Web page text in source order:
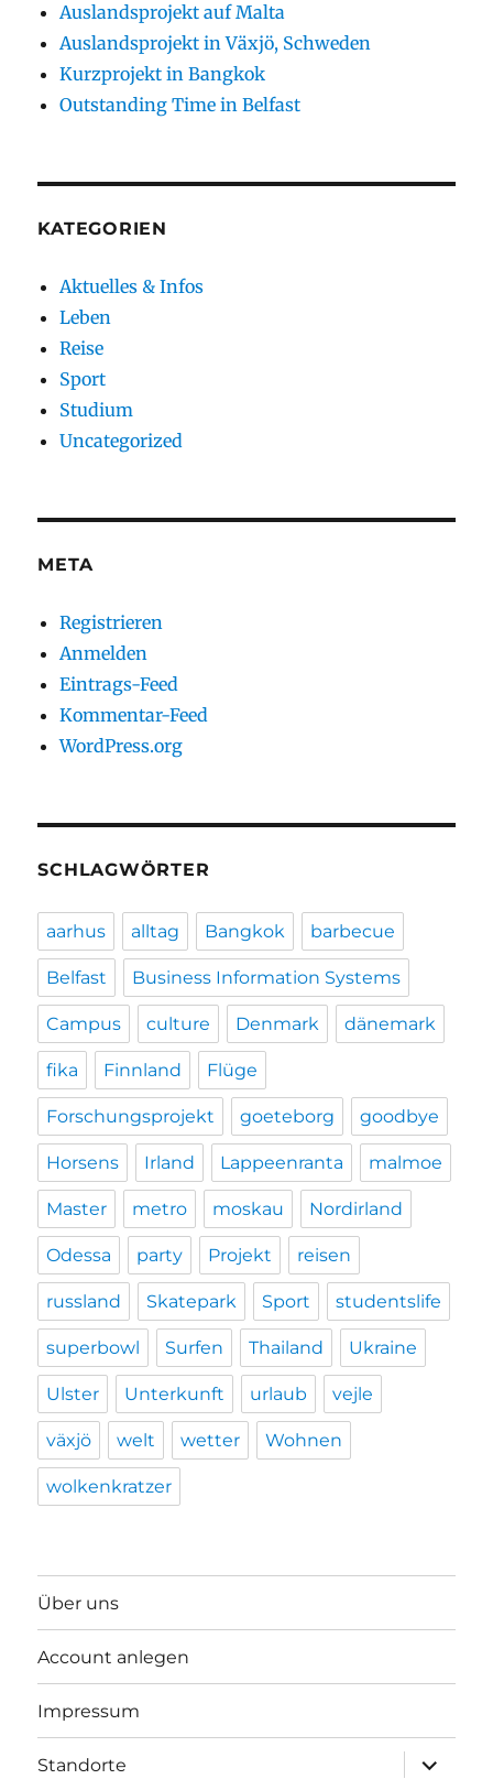
Auslandsprojekt auf Malta
Auslandsprojekt in Växjö, Schweden
Kurzprojekt in Bangkok
Outstanding Time in Belfast
KATEGORIEN
Aktuelles & Infos
Leben
Reise
Sport
Studium
Uncategorized
META
Registrieren
Anmelden
Eintrags-Feed
Kommentar-Feed
WordPress.org
SCHLAGWÖRTER
aarhus alltag Bangkok barbecue
Belfast Business Information Systems
Campus culture Denmark dänemark
fika Finnland Flüge
Forschungsprojekt goeteborg goodbye
Horsens Irland Lappeenranta malmoe
Master metro moskau Nordirland
Odessa party Projekt reisen
russland Skatepark Sport studentslife
superbowl Surfen Thailand Ukraine
Ulster Unterkunft urlaub vejle
växjö welt wetter Wohnen
wolkenkratzer
Über uns
Account anlegen
Impressum
Standorte
anzeigen